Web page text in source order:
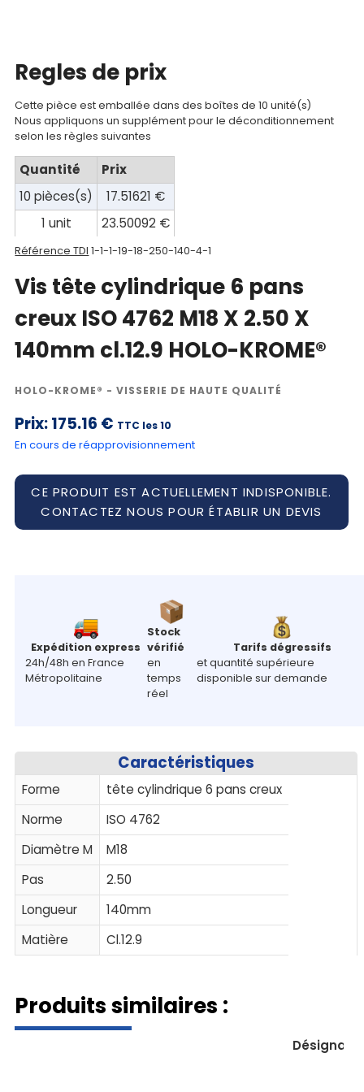
panier
Contact
Regles de prix
Cette pièce est emballée dans des boîtes de 10 unité(s)
Nous appliquons un supplément pour le déconditionnement
selon les règles suivantes
Quantité
Prix
10 pièces(s)
17.51621 €
1 unit
23.50092 €
Référence TDI 1-1-1-19-18-250-140-4-1
Vis tête cylindrique 6 pans
creux ISO 4762 M18 X 2.50 X
140mm cl.12.9 HOLO-KROME®
HOLO-KROME® - VISSERIE DE HAUTE QUALITÉ
Prix:175.16 € TTC les 10
En cours de réapprovisionnement
CE PRODUIT EST ACTUELLEMENT INDISPONIBLE.
CONTACTEZ NOUS POUR ÉTABLIR UN DEVIS
Expédition express
24h/48h en France
Métropolitaine
Stock
vérifié
en
temps
réel
Tarifs dégressifs
et quantité supérieure
disponible sur demande
Caractéristiques
Forme
tête cylindrique 6 pans creux
Norme
ISO 4762
Diamètre M
M18
Pas
2.50
Longueur
140mm
Matière
Cl.12.9
Produits similaires :